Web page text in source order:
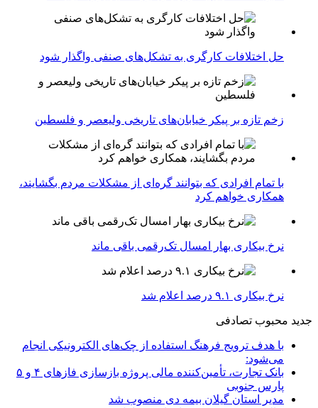
حل اختلافات کارگری به تشکل‌های صنفی واگذار شود
زخم تازه بر پیکر خیابان‌های تاریخی ولیعصر و فلسطین
با تمام افرادی که بتوانند گره‌ای از مشکلات مردم بگشایند،
همکاری خواهم کرد
نرخ بیکاری بهار امسال تک‌رقمی باقی ماند
نرخ بیکاری ۹.۱ درصد اعلام شد
جدید محبوب تصادفی
با هدف ترویج فرهنگ استفاده از چک‌های الکترونیکی انجام
می‌شود:
بانک تجارت، تأمین‌کننده مالی پروژه بازسازی فازهای ۴ و ۵
پارس جنوبی
مدیر استان گیلان بیمه دی منصوب شد